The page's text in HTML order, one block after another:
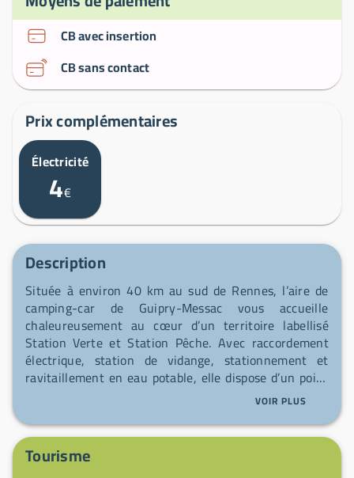
CB avec insertion
CB sans contact
Prix complémentaires
Électricité
4€
Description
Située à environ 40 km au sud de Rennes, l’aire de
camping-car de Guipry-Messac vous accueille
chaleureusement au cœur d’un territoire labellisé
Station Verte et Station Pêche. Avec raccordement
électrique, station de vidange, stationnement et
ravitaillement en eau potable, elle dispose d’un point
de service pratique et d’un accès géré 24h/24 par
automate délivrant un QR code pour entrer/sortir et
garantir votre place au retour — un accès distinct
peut être prévu pour la seule vidange et l’eau. Profitez
de la proximité de la Vilaine, des étangs de Baron et
VOIR PLUS
Tourisme